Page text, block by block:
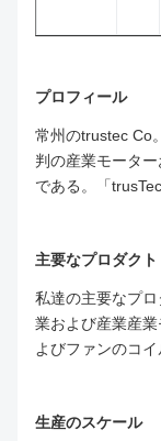
プロフィール
常州のtrustec Co
判の産業モータ
である。「
主要なプロダクト
私達の主要なプ
業および産業産
よびファンのコイ
生産のスケール